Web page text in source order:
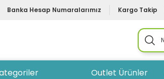
Banka Hesap Numaralarımız Kargo Takip
Outlet Ürünler